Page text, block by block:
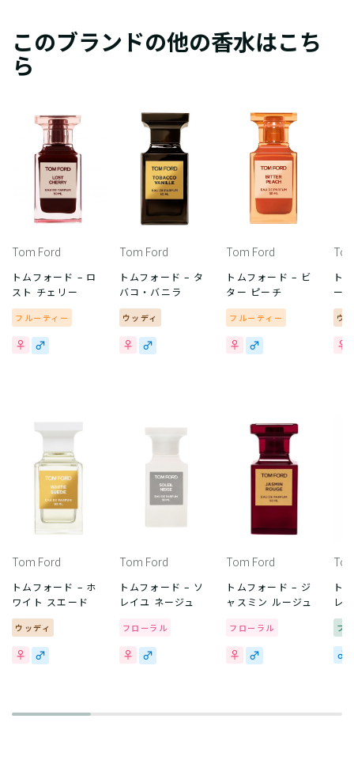
このブランドの他の香水はこち
ら
Tom Ford
トムフォード – ロ
スト チェリー
フルーティー
Tom Ford
トムフォード – タ
バコ・バニラ
ウッディ
Tom Ford
トムフォード – ビ
ター ピーチ
フルーティー
ト
ー
ウ
Tom Ford
トムフォード – ホ
ワイト スエード
ウッディ
Tom Ford
トムフォード – ソ
レイユ ネージュ
フローラル
Tom Ford
トムフォード – ジ
ャスミン ルージュ
フローラル
ト
レ
フ